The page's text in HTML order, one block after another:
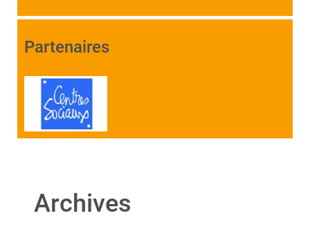
Partenaires
Archives